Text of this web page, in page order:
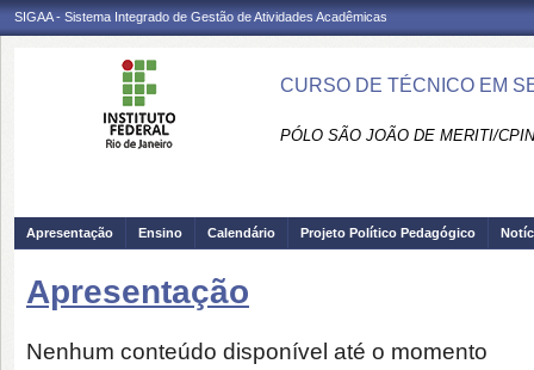
SIGAA - Sistema Integrado de Gestão de Atividades Acadêmicas
CURSO DE TÉCNICO EM
PÓLO SÃO JOÃO DE MERITI/
Apresentação Ensino Calendário Projeto Político Pedagógico
Apresentação
Nenhum conteúdo disponível até o momento